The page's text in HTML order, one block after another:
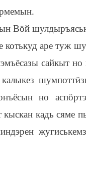
Вӧй
аре туж
сайкыт но
шумпоттӥ
но аспӧ
кадь сяме